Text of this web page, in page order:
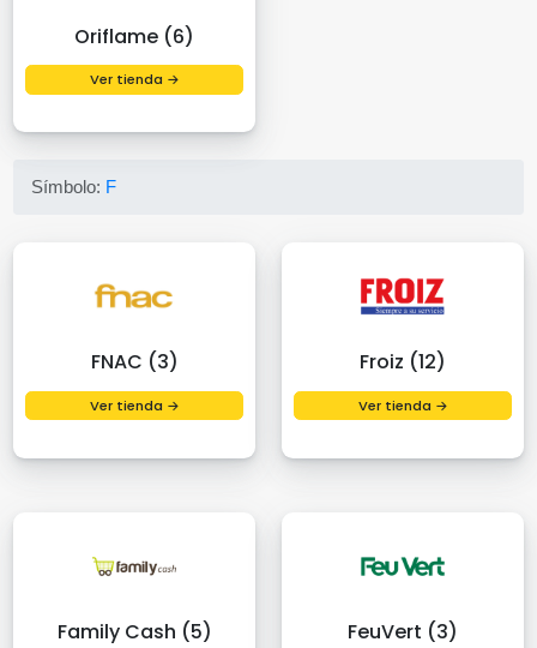
Oriflame (6)
Ver tienda →
Símbolo: F
FNAC (3)
Ver tienda →
Froiz (12)
Ver tienda →
Family Cash (5) FeuVert (3)